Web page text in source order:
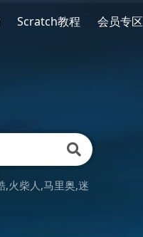
Scratch教程 会员专区
火柴人 马里奥 迷